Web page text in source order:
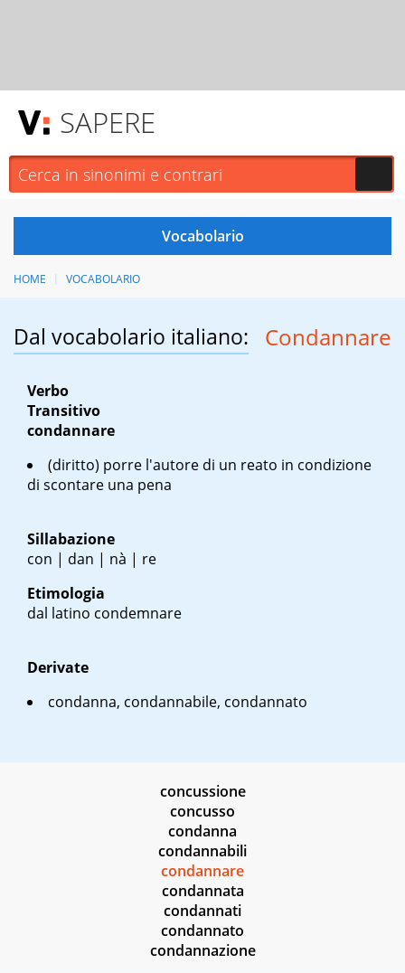
SAPERE
HOME VOCABOLARIO
Dal vocabolario italiano: Condannare
Verbo
Transitivo
condannare
(diritto) porre l'autore di un reato in condizione
di scontare una pena
Sillabazione
con | dan | nà | re
Etimologia
dal latino condemnare
Derivate
condanna, condannabile, condannato
concussione
concusso
condanna
condannabili
condannare
condannata
condannati
condannato
condannazione